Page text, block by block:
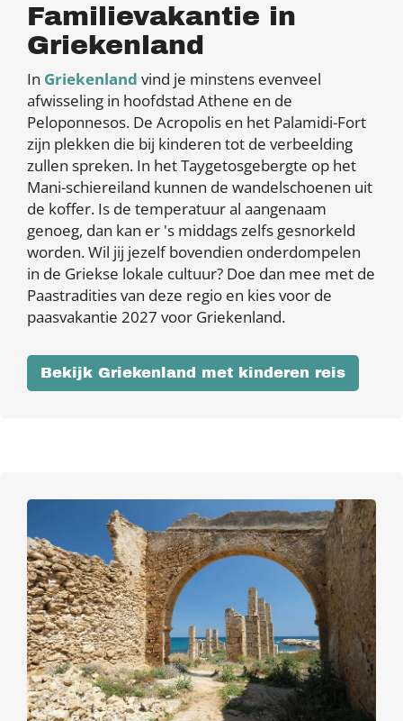
Familievakantie in
Griekenland
In Griekenland vind je minstens evenveel
afwisseling in hoofdstad Athene en de
Peloponnesos. De Acropolis en het Palamidi-Fort
zijn plekken die bij kinderen tot de verbeelding
zullen spreken. In het Taygetosgebergte op het
Mani-schiereiland kunnen de wandelschoenen uit
de koffer. Is de temperatuur al aangenaam
genoeg, dan kan er 's middags zelfs gesnorkeld
worden. Wil jij jezelf bovendien onderdompelen
in de Griekse lokale cultuur? Doe dan mee met de
Paastradities van deze regio en kies voor de
paasvakantie 2027 voor Griekenland.
Bekijk Griekenland met kinderen reis